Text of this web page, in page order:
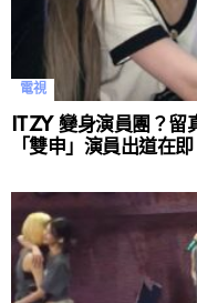
電視
ITZY 變身演員團？留
「雙申」演員出道在即